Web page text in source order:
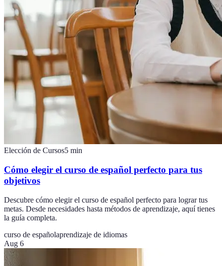
Elección de Cursos5 min
Cómo elegir el curso de español perfecto para tus
objetivos
Descubre cómo elegir el curso de español perfecto para lograr tus
metas. Desde necesidades hasta métodos de aprendizaje, aquí tienes
la guía completa.
curso de españolaprendizaje de idiomas
Aug 6